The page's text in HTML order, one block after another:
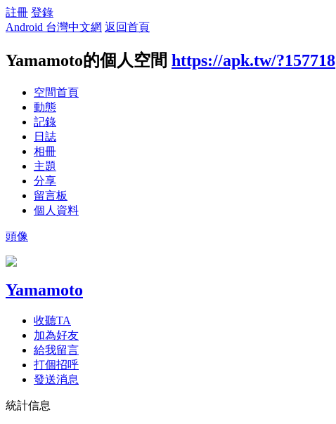
註冊 登錄
Android 台灣中文網 返回首頁
Yamamoto的個人空間 https://apk.tw/?157718
空間首頁
動態
記錄
日誌
相冊
主題
分享
留言板
個人資料
頭像
Yamamoto
收聽TA
加為好友
給我留言
打個招呼
發送消息
統計信息